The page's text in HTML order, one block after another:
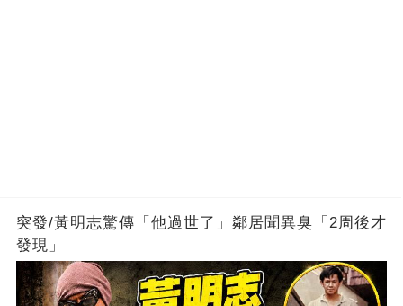
突發/黃明志驚傳「他過世了」鄰居聞異臭「2周後才
發現」